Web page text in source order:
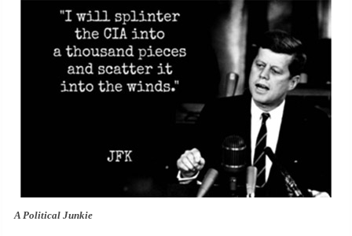
A Political Junkie